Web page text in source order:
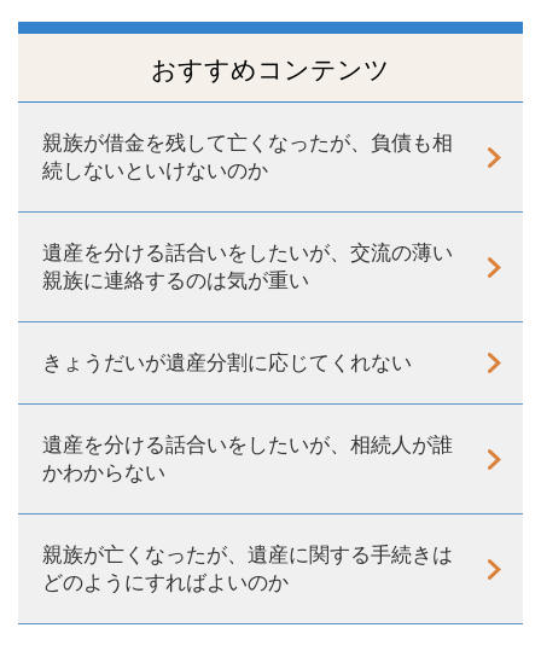
おすすめコンテンツ
親族が借金を残して亡くなったが、負債も相
続しないといけないのか
遺産を分ける話合いをしたいが、交流の薄い
親族に連絡するのは気が重い
きょうだいが遺産分割に応じてくれない
遺産を分ける話合いをしたいが、相続人が誰
かわからない
親族が亡くなったが、遺産に関する手続きは
どのようにすればよいのか